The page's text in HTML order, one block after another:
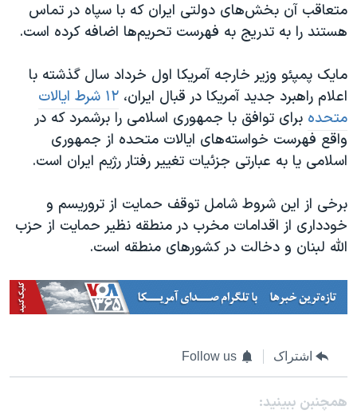
متعاقب آن بخش‌های دولتی ایران که با سپاه در تماس
هستند را به تدریج به فهرست تحریم‌ها اضافه کرده است.
مایک پمپئو وزیر خارجه آمریکا اول خرداد سال گذشته با
اعلام راهبرد جدید آمریکا در قبال ایران،
۱۲ شرط ایالات
متحده برای توافق با جمهوری اسلامی را برشمرد که در
واقع فهرست خواسته‌های ایالات متحده از جمهوری
اسلامی یا به عبارتی جزئیات تغییر رفتار رژیم ایران است.
برخی از این شروط شامل توقف حمایت از تروریسم و
خودداری از اقدامات مخرب در منطقه نظیر حمایت از حزب
الله لبنان و دخالت در کشورهای منطقه است.
اشتراک Follow us
همچنبن ببینید: